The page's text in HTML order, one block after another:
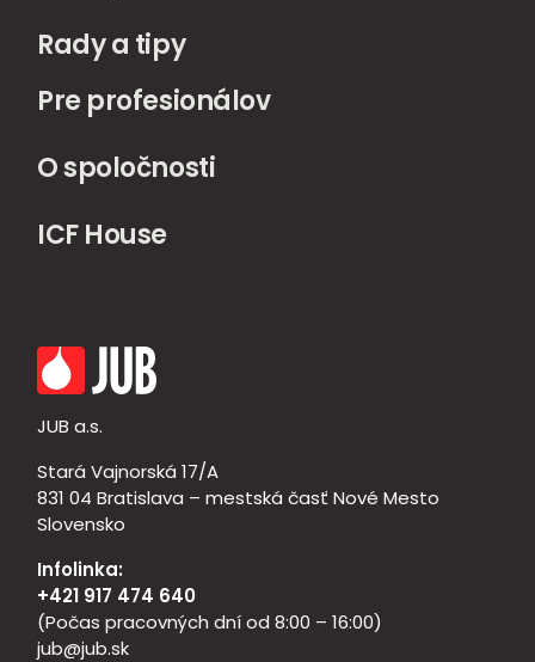
Rady a tipy
Pre profesionálov
O spoločnosti
ICF House
JUB a.s.
Stará Vajnorská 17/A
831 04 Bratislava – mestská časť Nové Mesto
Slovensko
Infolinka:
+421 917 474 640
(Počas pracovných dní od 8:00 – 16:00)
jub@jub.sk